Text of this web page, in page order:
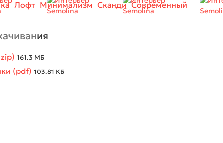
Лофт Минимализм Сканди Современный
161.3 МБ
(pdf) 103.81 КБ